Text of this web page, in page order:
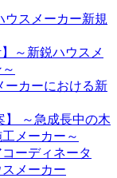
ウスメーカー新規
～新鋭ハウスメ
ーカーにおける新
】 ～急成長中の木
メーカー～
ーディネータ
メーカー